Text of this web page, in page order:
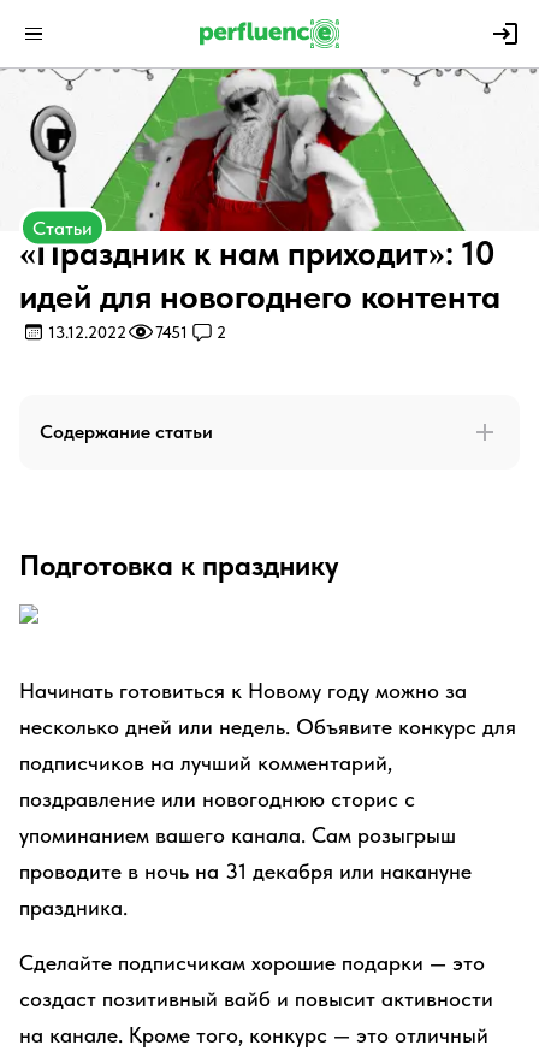
Статьи
«Праздник к нам приходит»: 10
идей для новогоднего контента
13.12.2022 7451 2
Содержание статьи
Подготовка к празднику
Начинать готовиться к Новому году можно за
несколько дней или недель. Объявите конкурс для
подписчиков на лучший комментарий,
поздравление или новогоднюю сторис с
упоминанием вашего канала. Сам розыгрыш
проводите в ночь на 31 декабря или накануне
праздника.
Сделайте подписчикам хорошие подарки — это
создаст позитивный вайб и повысит активности
на канале. Кроме того, конкурс — это отличный